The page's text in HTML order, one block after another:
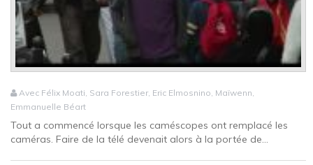
Avec Félix Moati, Sara Forestier, Eric Elmosnino, Maïwenn,
Emmanuelle Béart
Tout a commencé lorsque les caméscopes ont remplacé les
caméras. Faire de la télé devenait alors à la portée de...